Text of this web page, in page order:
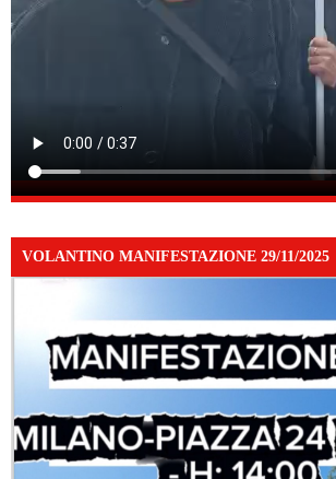
VOLANTINO MANIFESTAZIONE 29/11/2025